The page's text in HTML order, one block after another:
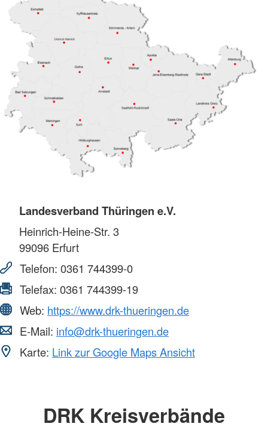
Landesverband Thüringen e.V.
Heinrich-Heine-Str. 3
99096 Erfurt
Telefon: 0361 744399-0
Telefax: 0361 744399-19
Web: https://www.drk-thueringen.de
E-Mail: info@drk-thueringen.de
Karte: Link zur Google Maps Ansicht
DRK Kreisverbände